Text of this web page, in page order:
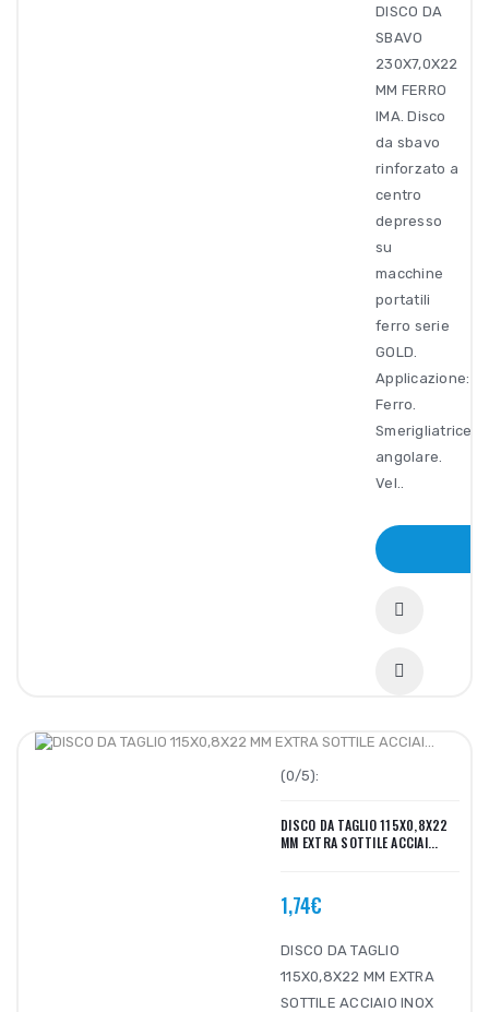
DISCO DA
SBAVO
230X7,0X22
MM FERRO
IMA. Disco
da sbavo
rinforzato a
centro
depresso
su
macchine
portatili
ferro serie
GOLD.
Applicazione:
Ferro.
Smerigliatrice
angolare.
Vel..
(0/5):
DISCO DA TAGLIO 115X0,8X22
MM EXTRA SOTTILE ACCIAI...
1,74€
DISCO DA TAGLIO
115X0,8X22 MM EXTRA
SOTTILE ACCIAIO INOX